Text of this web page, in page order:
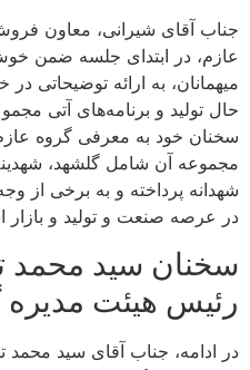
جناب آقای شیرانی، معاون فروش
عازم، در ابتدای جلسه ضمن
میهمانان، به ارائه توضیحاتی
حال تولید و برنامه‌های آتی
سخنان خود به معرفی گروه
مجموعه آن شامل گلشهد،
شهدانه پرداخته و به برخی از
در عرصه صنعت و تولید و بازار
سخنان سید محمد
رئیس هیئت مدیره
در ادامه، جناب آقای سید محمد